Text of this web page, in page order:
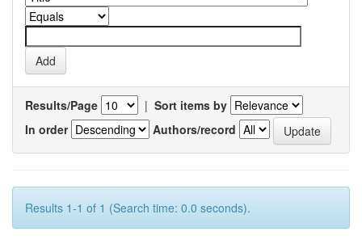
Results/Page | Sort items by
In order
Authors/record
Results 1-1 of 1 (Search time: 0.0 seconds).